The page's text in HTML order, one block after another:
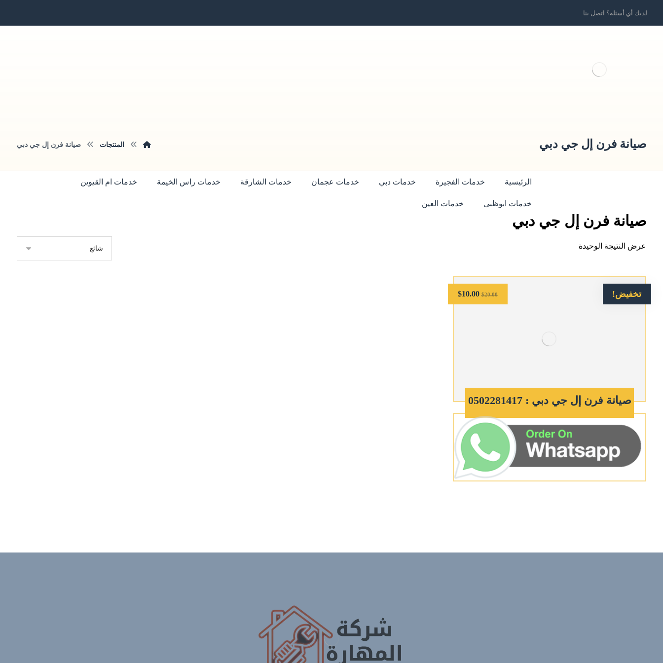
لديك أي أسئلة؟ اتصل بنا
الرئيسية خدمات الفجيرة خدمات دبي خدمات عجمان خدمات الشارقة خدمات راس الخيمة خدمات ام القيوين
خدمات ابوظبى خدمات العين
صيانة فرن إل جي دبي المنتجات صيانة فرن إل جي دبي
صيانة فرن إل جي دبي
عرض النتيجة الوحيدة
تخفيض!
صيانة فرن إل جي دبي : 0502281417
$20.00
$10.00